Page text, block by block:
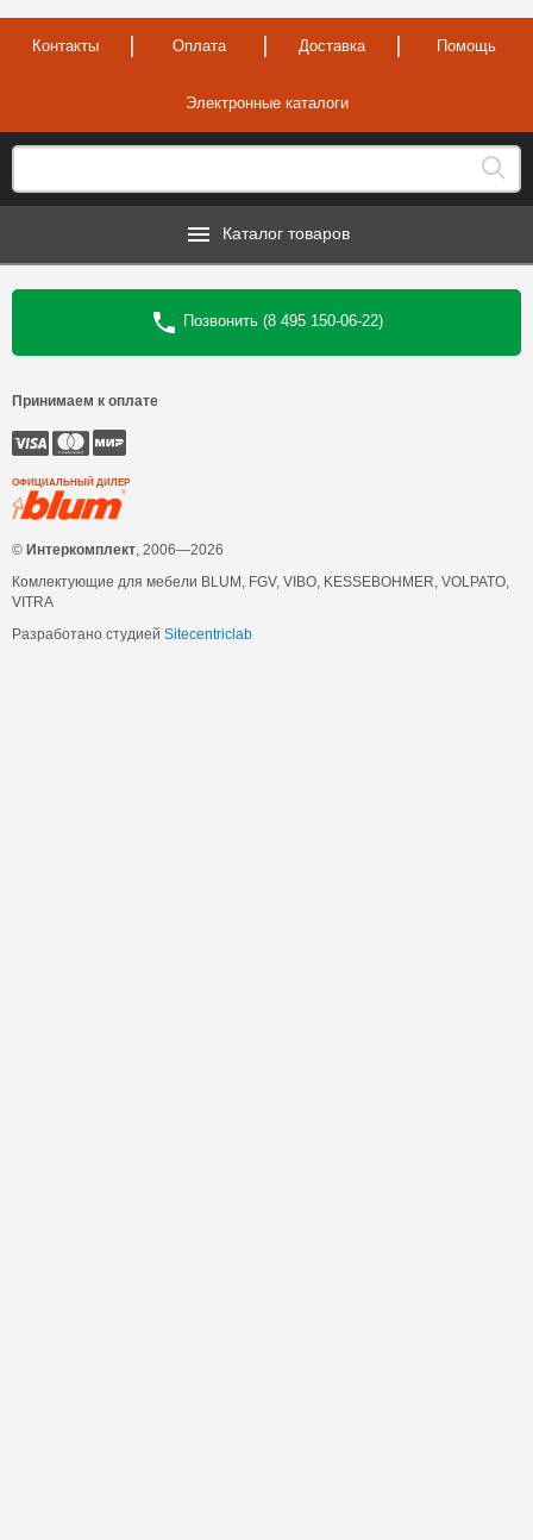
Контакты Оплата Доставка Помощь
Электронные каталоги
Каталог товаров
Позвонить (8 495 150-06-22)
Принимаем к оплате
ОФИЦИАЛЬНЫЙ ДИЛЕР
© Интеркомплект , 2006—2026
Комлектующие для мебели BLUM, FGV, VIBO, KESSEBOHMER, VOLPATO,
VITRA
Разработано студией Sitecentriclab